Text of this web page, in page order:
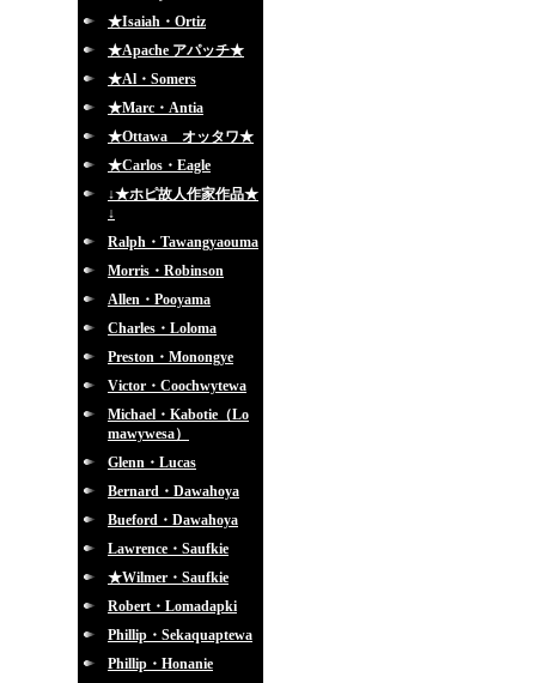
★Isaiah・Ortiz
★Apache アパッチ★
★Al・Somers
★Marc・Antia
★Ottawa オッタワ★
★Carlos・Eagle
↓★ホピ故人作家作品★
↓
Ralph・Tawangyaouma
Morris・Robinson
Allen・Pooyama
Charles・Loloma
Preston・Monongye
Victor・Coochwytewa
Michael・Kabotie（Lo
mawywesa）
Glenn・Lucas
Bernard・Dawahoya
Bueford・Dawahoya
Lawrence・Saufkie
★Wilmer・Saufkie
Robert・Lomadapki
Phillip・Sekaquaptewa
Phillip・Honanie